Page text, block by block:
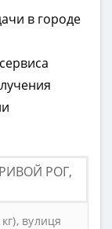
в городе
РОГ,
вулиця